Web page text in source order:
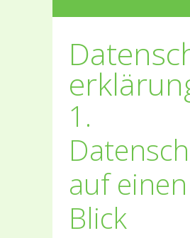
1.
auf einen
Blick